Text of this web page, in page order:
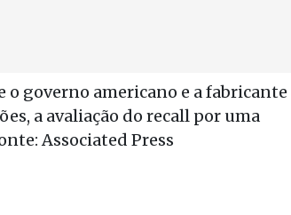
o governo americano e a fabricante
a avaliação do recall por uma
Associated Press